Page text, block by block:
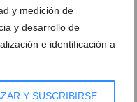
y medición de
y desarrollo de
e identificación a
Y SUSCRIBIRSE